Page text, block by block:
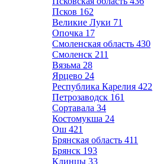
Псков 162
Великие Луки 71
Опочка 17
Смоленская область 430
Смоленск 211
Вязьма 28
Ярцево 24
Республика Карелия 422
Петрозаводск 161
Сортавала 34
Костомукша 24
Ош 421
Брянская область 411
Брянск 193
Клинцы 33